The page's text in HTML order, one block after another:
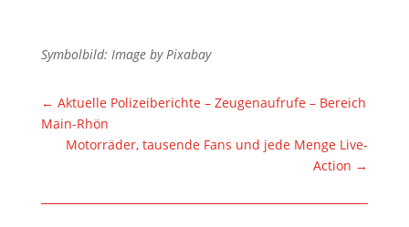
Symbolbild: Image by Pixabay
← Aktuelle Polizeiberichte – Zeugenaufrufe – Bereich
Main-Rhön
Motorräder, tausende Fans und jede Menge Live-
Action →